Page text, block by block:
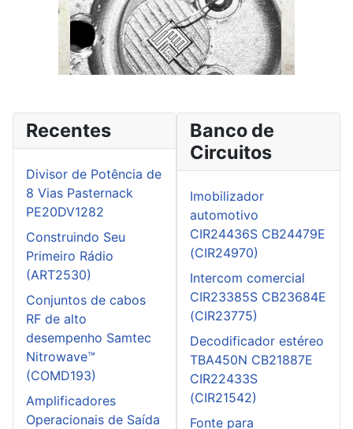
Recentes
Divisor de Potência de
8 Vias Pasternack
PE20DV1282
Construindo Seu
Primeiro Rádio
(ART2530)
Conjuntos de cabos
RF de alto
desempenho Samtec
Nitrowave™
(COMD193)
Amplificadores
Operacionais de Saída
Banco de
Circuitos
Imobilizador
automotivo
CIR24436S CB24479E
(CIR24970)
Intercom comercial
CIR23385S CB23684E
(CIR23775)
Decodificador estéreo
TBA450N CB21887E
CIR22433S
(CIR21542)
Fonte para